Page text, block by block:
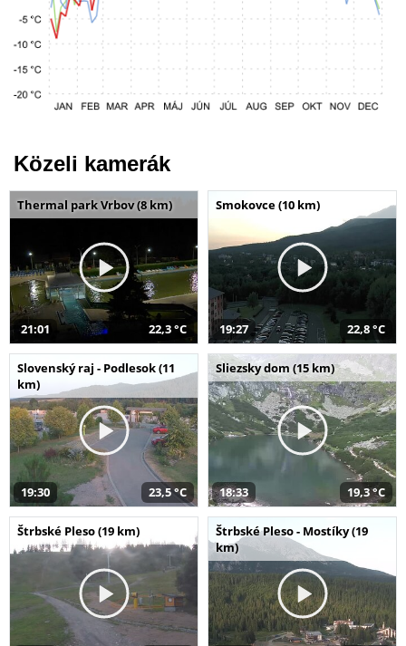
Közeli kamerák
Thermal park Vrbov (8 km)
21:01 22,3 °C
Smokovce (10 km)
19:27 22,8 °C
Slovenský raj - Podlesok (11
km)
19:30 23,5 °C
Sliezsky dom (15 km)
18:33 19,3 °C
Štrbské Pleso (19 km)
Štrbské Pleso - Mostíky (19
km)